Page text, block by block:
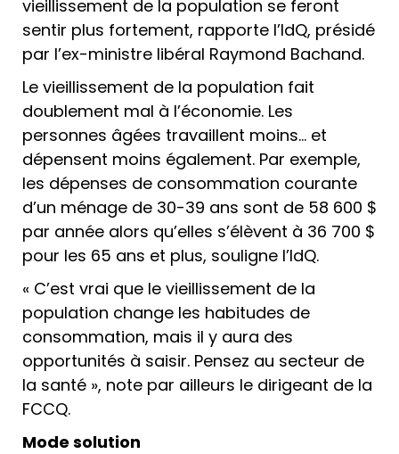
vieillissement de la population se feront
sentir plus fortement, rapporte l’IdQ, présidé
par l’ex-ministre libéral Raymond Bachand.
Le vieillissement de la population fait
doublement mal à l’économie. Les
personnes âgées travaillent moins… et
dépensent moins également. Par exemple,
les dépenses de consommation courante
d’un ménage de 30-39 ans sont de 58 600 $
par année alors qu’elles s’élèvent à 36 700 $
pour les 65 ans et plus, souligne l’IdQ.
« C’est vrai que le vieillissement de la
population change les habitudes de
consommation, mais il y aura des
opportunités à saisir. Pensez au secteur de
la santé », note par ailleurs le dirigeant de la
FCCQ.
Mode solution